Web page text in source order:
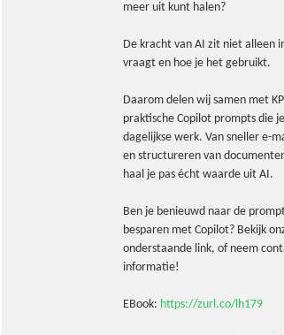
meer uit kunt halen?
De kracht van AI zit niet alleen
vraagt en hoe je het gebruikt.
Daarom delen wij samen met
praktische Copilot prompts die
dagelijkse werk. Van sneller e-
en structureren van
haal je pas écht waarde uit AI.
Ben je benieuwd naar de
besparen met Copilot? Bekijk
onderstaande link, of neem
informatie!
EBook: https://zurl.co/lh179